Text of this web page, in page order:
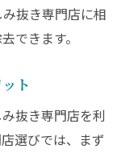
を消す革新的
の最新テク
新的方法
抜き専門店に相
できます。
ト
抜き専門店を利
選びでは、まず